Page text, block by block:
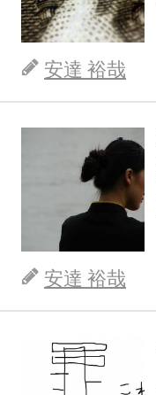
安達 裕哉
安達 裕哉